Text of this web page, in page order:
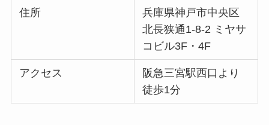
住所
兵庫県神戸市中央区
北長狭通1-8-2 ミヤサ
コビル3F・4F
アクセス
阪急三宮駅西口より
徒歩1分